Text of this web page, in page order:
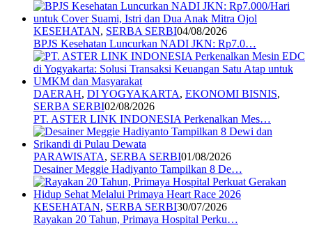
KESEHATAN, SERBA SERBI04/08/2026
BPJS Kesehatan Luncurkan NADI JKN: Rp7.0…
DAERAH, DI YOGYAKARTA, EKONOMI BISNIS,
SERBA SERBI02/08/2026
PT. ASTER LINK INDONESIA Perkenalkan Mes…
PARAWISATA, SERBA SERBI01/08/2026
Desainer Meggie Hadiyanto Tampilkan 8 De…
KESEHATAN, SERBA SERBI30/07/2026
Rayakan 20 Tahun, Primaya Hospital Perku…